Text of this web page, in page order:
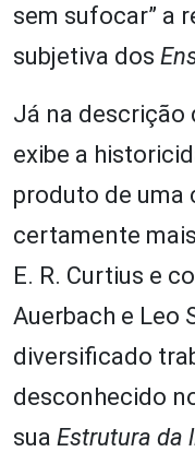
sem sufocar” a
subjetiva dos
Já na descrição
exibe a
produto de uma
certamente
E. R. Curtius e
Auerbach e Leo
diversificado
desconhecido
sua Estrutura da